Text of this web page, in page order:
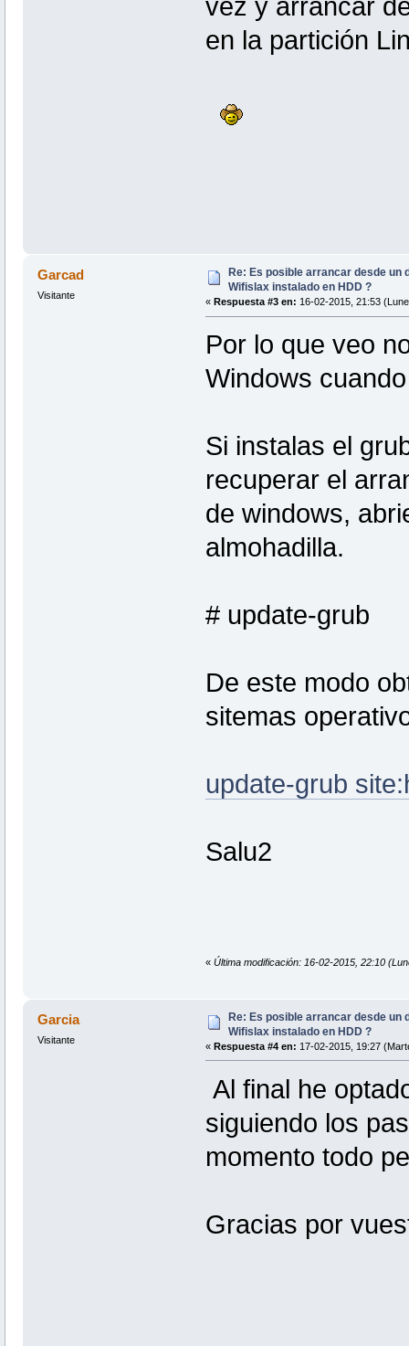
vez y arrancar
en la partición
Garcad
Visitante
Re: Es posible arrancar desde un
Wifislax instalado en HDD ?
« Respuesta #3 en: 16-02-2015, 21:53
Por lo que veo
Windows
Si instalas el
recuperar el
de windows,
almohadilla.
# update-grub
De este modo
sitemas
update-grub
Salu2
« Última modificación: 16-02-2015, 22:10
Garcia
Visitante
Re: Es posible arrancar desde un
Wifislax instalado en HDD ?
« Respuesta #4 en: 17-02-2015, 19:27
Al final he
siguiendo los
momento todo
Gracias por